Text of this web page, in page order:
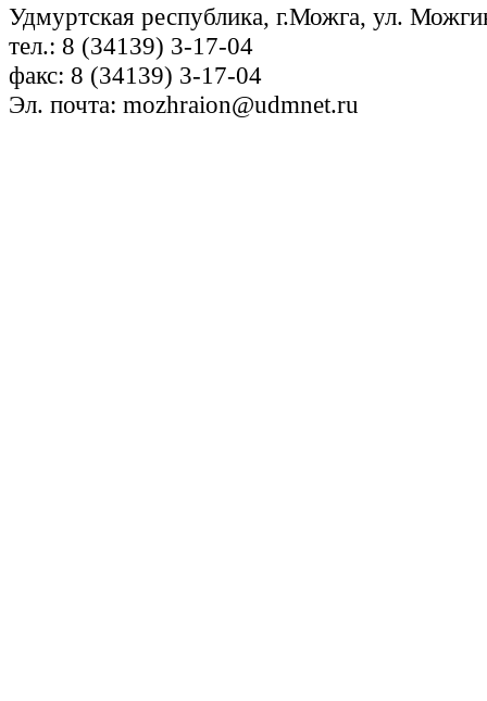
Удмуртская республика, г.Можга, ул.
тел.: 8 (34139) 3-17-04
факс: 8 (34139) 3-17-04
Эл. почта: mozhraion@udmnet.ru